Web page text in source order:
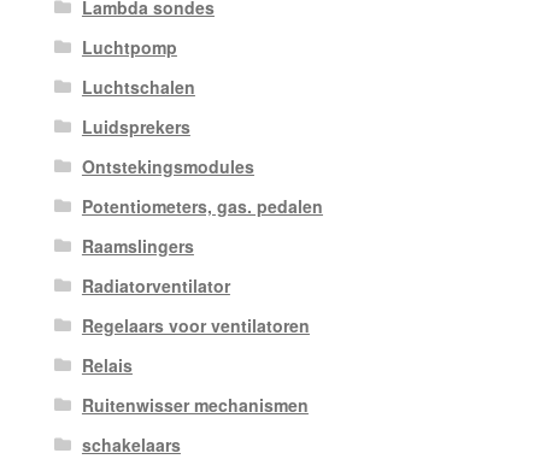
Lambda sondes
Luchtpomp
Luchtschalen
Luidsprekers
Ontstekingsmodules
Potentiometers, gas. pedalen
Raamslingers
Radiatorventilator
Regelaars voor ventilatoren
Relais
Ruitenwisser mechanismen
schakelaars